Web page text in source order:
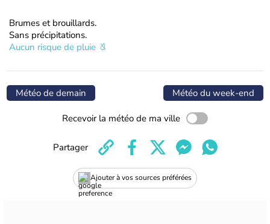
Brumes et brouillards.
Sans précipitations.
Aucun risque de pluie
Météo de demain Météo du week-end
Recevoir la météo de ma ville
Ajouter à vos sources préférées
Partager